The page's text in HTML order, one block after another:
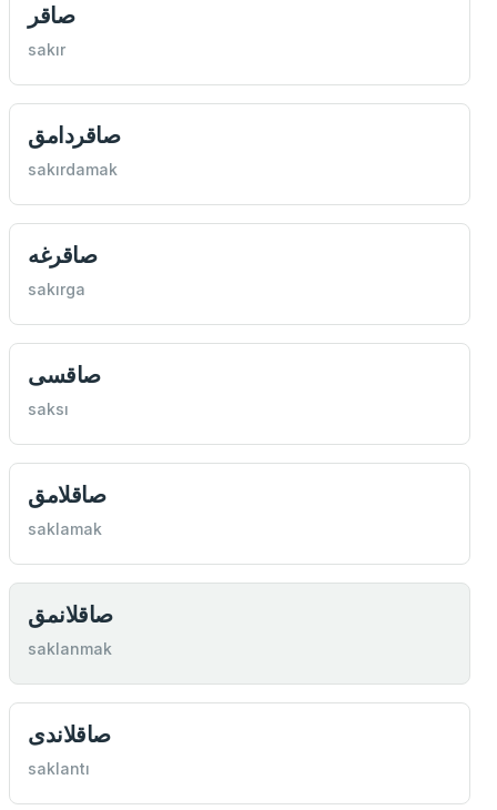
صاقر
sakır
صاقردامق
sakırdamak
صاقرغه
sakırga
صاقسی
saksı
صاقلامق
saklamak
صاقلانمق
saklanmak
صاقلاندی
saklantı